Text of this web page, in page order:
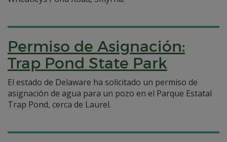
Permiso de Asignación:
Trap Pond State Park
El estado de Delaware ha solicitado un permiso de
asignación de agua para un pozo en el Parque Estatal
Trap Pond, cerca de Laurel.